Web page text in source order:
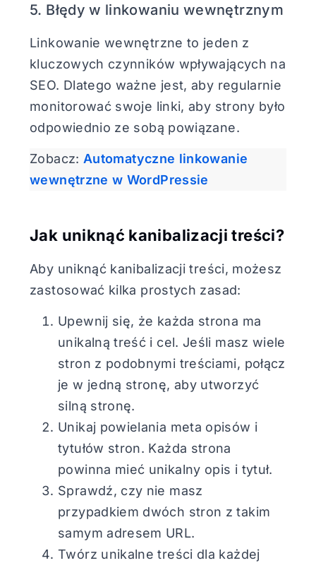
5. Błędy w linkowaniu wewnętrznym
Linkowanie wewnętrzne to jeden z
kluczowych czynników wpływających na
SEO. Dlatego ważne jest, aby regularnie
monitorować swoje linki, aby strony było
odpowiednio ze sobą powiązane.
Zobacz: Automatyczne linkowanie
wewnętrzne w WordPressie
Jak uniknąć kanibalizacji treści?
Aby uniknąć kanibalizacji treści, możesz
zastosować kilka prostych zasad:
Upewnij się, że każda strona ma
unikalną treść i cel. Jeśli masz wiele
stron z podobnymi treściami, połącz
je w jedną stronę, aby utworzyć
silną stronę.
Unikaj powielania meta opisów i
tytułów stron. Każda strona
powinna mieć unikalny opis i tytuł.
Sprawdź, czy nie masz
przypadkiem dwóch stron z takim
samym adresem URL.
Twórz unikalne treści dla każdej